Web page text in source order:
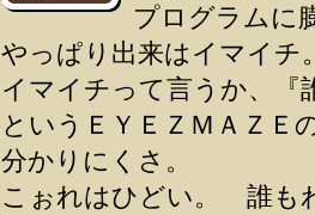
プログラムに
やっぱり出来はイマイチ
イマイチって言うか、『
というＥＹＥＺＭＡＺＥ
分かりにくさ。
こぉれはひどい。 誰も